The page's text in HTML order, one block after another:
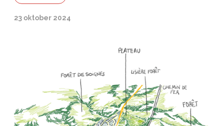
23 oktober 2024